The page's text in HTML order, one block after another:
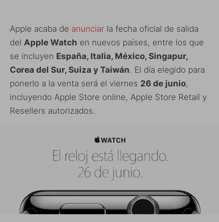
Apple acaba de anunciar la fecha oficial de salida
del Apple Watch en nuevos países, entre los que
se incluyen España, Italia, México, Singapur,
Corea del Sur, Suiza y Taiwán. El día elegido para
ponerlo a la venta será el viernes 26 de junio,
incluyendo Apple Store online, Apple Store Retail y
Resellers autorizados.